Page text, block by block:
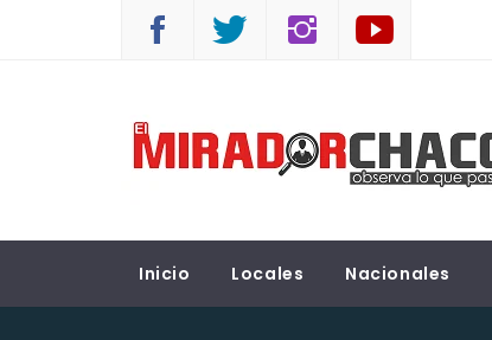
EL MIRADOR CHACO
Inicio Locales Nacionales